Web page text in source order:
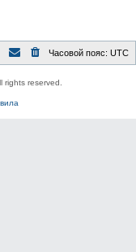
Часовой пояс: UTC
reserved.